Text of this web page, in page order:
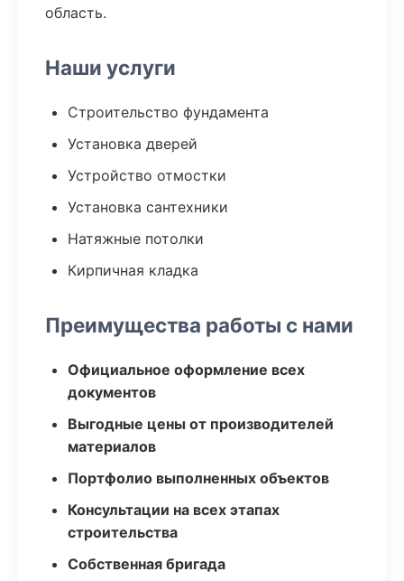
область.
Наши услуги
Строительство фундамента
Установка дверей
Устройство отмостки
Установка сантехники
Натяжные потолки
Кирпичная кладка
Преимущества работы с нами
Официальное оформление всех
документов
Выгодные цены от производителей
материалов
Портфолио выполненных объектов
Консультации на всех этапах
строительства
Собственная бригада